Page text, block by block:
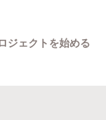
ジェクトを始める